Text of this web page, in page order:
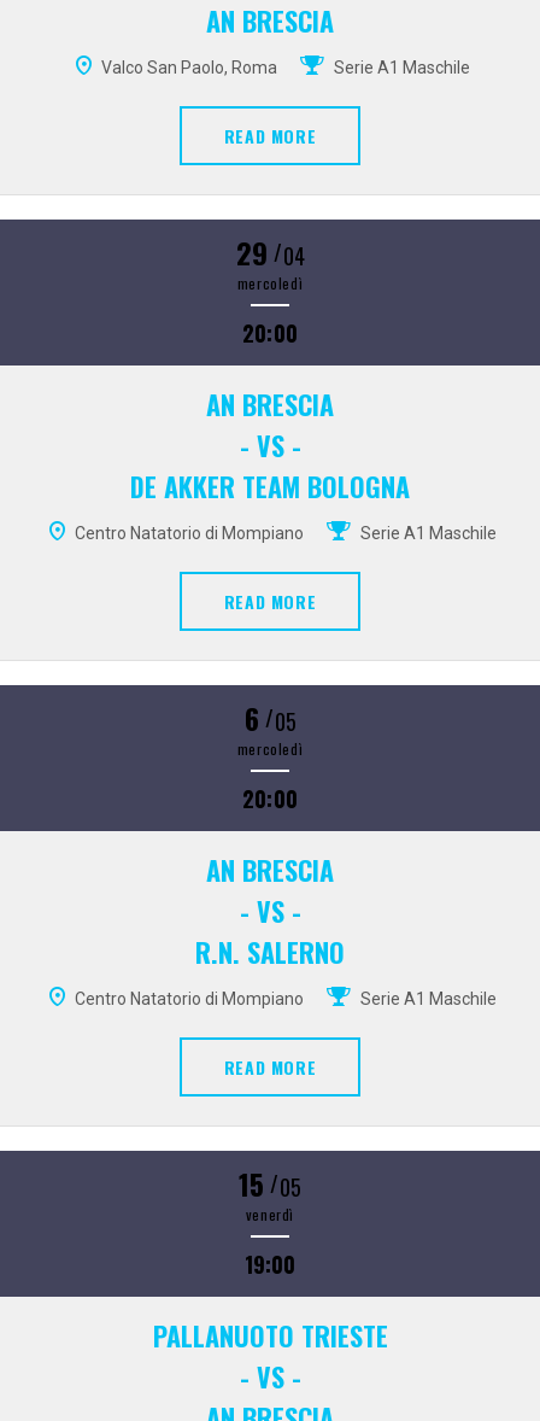
AN BRESCIA
Valco San Paolo, Roma Serie A1 Maschile
READ MORE
29 /04
mercoledì
20:00
AN BRESCIA
- VS -
DE AKKER TEAM BOLOGNA
Centro Natatorio di Mompiano Serie A1 Maschile
READ MORE
6 /05
mercoledì
20:00
AN BRESCIA
- VS -
R.N. SALERNO
Centro Natatorio di Mompiano Serie A1 Maschile
READ MORE
15 /05
venerdì
19:00
PALLANUOTO TRIESTE
- VS -